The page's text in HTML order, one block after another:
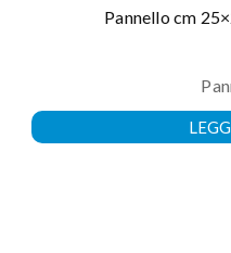
Pannello cm